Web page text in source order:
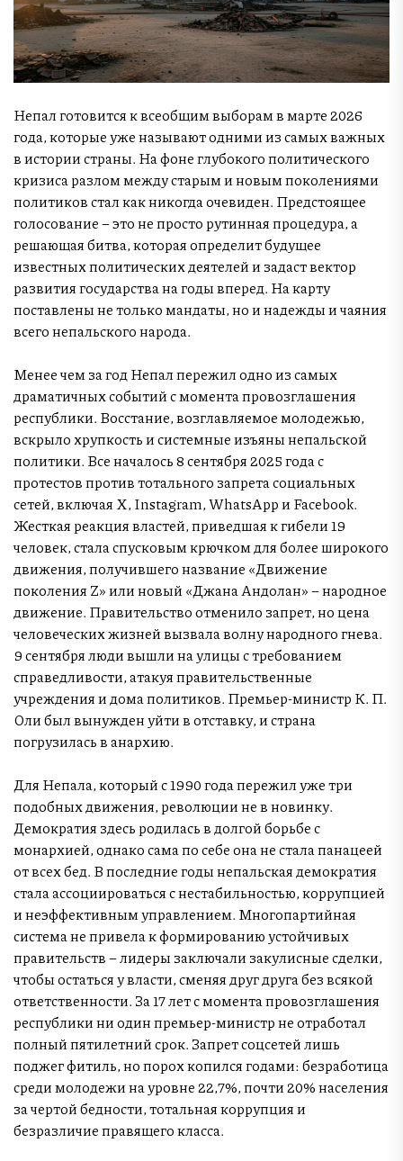
Непал готовится к всеобщим выборам в марте 2026
года, которые уже называют одними из самых важных
в истории страны. На фоне глубокого политического
кризиса разлом между старым и новым поколениями
политиков стал как никогда очевиден. Предстоящее
голосование – это не просто рутинная процедура, а
решающая битва, которая определит будущее
известных политических деятелей и задаст вектор
развития государства на годы вперед. На карту
поставлены не только мандаты, но и надежды и чаяния
всего непальского народа.
Менее чем за год Непал пережил одно из самых
драматичных событий с момента провозглашения
республики. Восстание, возглавляемое молодежью,
вскрыло хрупкость и системные изъяны непальской
политики. Все началось 8 сентября 2025 года с
протестов против тотального запрета социальных
сетей, включая X, Instagram, WhatsApp и Facebook.
Жесткая реакция властей, приведшая к гибели 19
человек, стала спусковым крючком для более широкого
движения, получившего название «Движение
поколения Z» или новый «Джана Андолан» – народное
движение. Правительство отменило запрет, но цена
человеческих жизней вызвала волну народного гнева.
9 сентября люди вышли на улицы с требованием
справедливости, атакуя правительственные
учреждения и дома политиков. Премьер-министр К. П.
Оли был вынужден уйти в отставку, и страна
погрузилась в анархию.
Для Непала, который с 1990 года пережил уже три
подобных движения, революции не в новинку.
Демократия здесь родилась в долгой борьбе с
монархией, однако сама по себе она не стала панацеей
от всех бед. В последние годы непальская демократия
стала ассоциироваться с нестабильностью, коррупцией
и неэффективным управлением. Многопартийная
система не привела к формированию устойчивых
правительств – лидеры заключали закулисные сделки,
чтобы остаться у власти, сменяя друг друга без всякой
ответственности. За 17 лет с момента провозглашения
республики ни один премьер-министр не отработал
полный пятилетний срок. Запрет соцсетей лишь
поджег фитиль, но порох копился годами: безработица
среди молодежи на уровне 22,7%, почти 20% населения
за чертой бедности, тотальная коррупция и
безразличие правящего класса.